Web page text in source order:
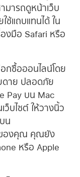
มารถดูหน้าเว็บ
ช้แถบแทนได้ ใน
องมือ Safari หรือ
กซื้อออนไลน์โดย
ดาย ปลอดภัย
Pay บน Mac
บไซต์ ให้วางนิ้ว
น
ของคุณ คุณยัง
หรือ Apple